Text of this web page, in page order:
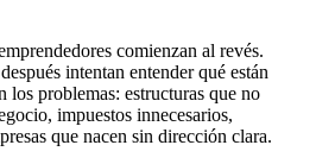
comienzan al revés.
intentan entender qué están
los problemas: estructuras que no
impuestos innecesarios,
que nacen sin dirección clara.